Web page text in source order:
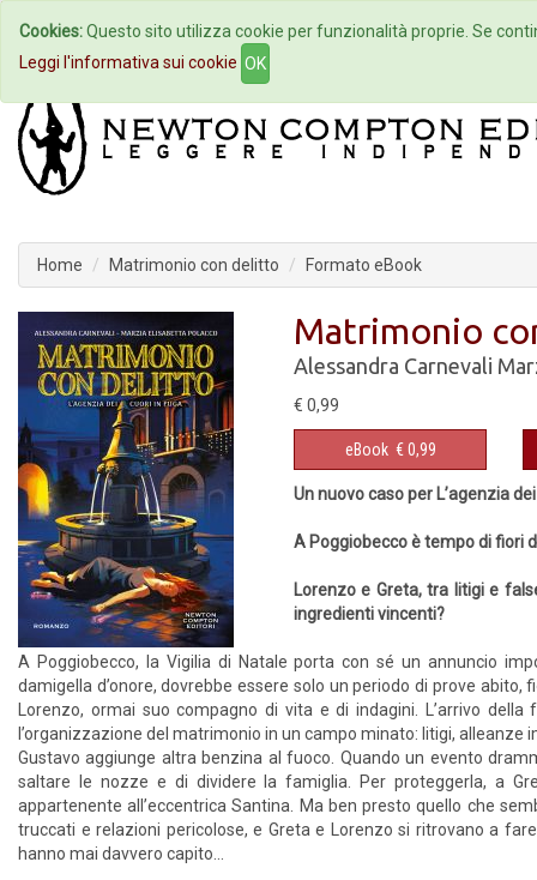
Home Autori Eventi
Home Matrimonio con delitto Formato eBook
Matrimonio
Alessandra Carnevali
€ 0,99
eBook € 0,99
Un nuovo caso per L’agenzia
A Poggiobecco è tempo di fiori
Lorenzo e Greta, tra litigi e
ingredienti vincenti?
A Poggiobecco, la Vigilia di Natale porta con sé un annuncio
damigella d’onore, dovrebbe essere solo un periodo di prove
Lorenzo, ormai suo compagno di vita e di indagini. L’arrivo
l’organizzazione del matrimonio in un campo minato: litigi,
Gustavo aggiunge altra benzina al fuoco. Quando un evento
saltare le nozze e di dividere la famiglia. Per proteggerla, a
appartenente all’eccentrica Santina. Ma ben presto quello che
truccati e relazioni pericolose, e Greta e Lorenzo si ritrovano a
hanno mai davvero capito...
Cookies:Questo sito utilizza cookie per funzionalità proprie. Se
Leggi l'informativa sui cookie OK